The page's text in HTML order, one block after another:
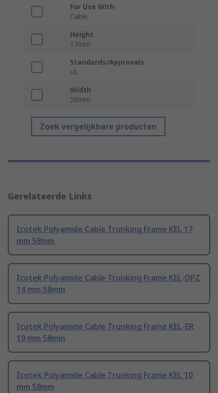
For Use With
Cable
Height
17mm
Standards/Approvals
UL
Width
58mm
Zoek vergelijkbare producten
Gerelateerde Links
Icotek Polyamide Cable Trunking Frame KEL 17
mm 58mm
Icotek Polyamide Cable Trunking Frame KEL-DPZ
14 mm 58mm
Icotek Polyamide Cable Trunking Frame KEL-ER
19 mm 58mm
Icotek Polyamide Cable Trunking Frame KEL 10
mm 58mm